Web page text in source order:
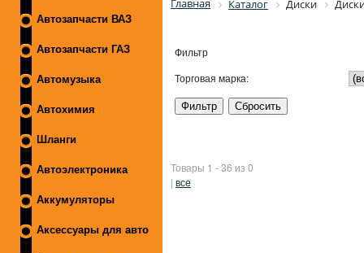
Автозапчасти ВАЗ
Автозапчасти ГАЗ
Автомузыка
Автохимия
Шланги
Автоэлектроника
Аккумуляторы
Аксессуары для авто
Главная Каталог Диски
Фильтр
Торговая марка:
Товары 1 - 36 из 0
| все